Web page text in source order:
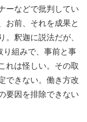
ーなどで批判してい
お前、それを成果と
。釈迦に説法だが、
り組みで、事前と事
れは怪しい。その取
できない。働き方改
要因を排除できない